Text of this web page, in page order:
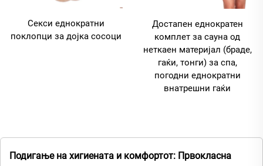
Секси еднократни
поклопци за дојка сосоци
Достапен еднократен
комплет за сауна од
неткаен материјал (браде,
гаќи, тонги) за спа,
погодни еднократни
внатрешни гаќи
Подигање на хигиената и комфортот: Првокласна